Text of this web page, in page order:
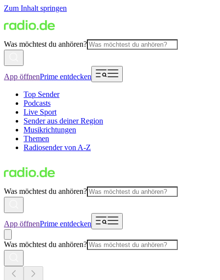
Zum Inhalt springen
Was möchtest du anhören?
App öffnenPrime entdecken
Top Sender
Podcasts
Live Sport
Sender aus deiner Region
Musikrichtungen
Themen
Radiosender von A-Z
Was möchtest du anhören?
App öffnenPrime entdecken
Was möchtest du anhören?